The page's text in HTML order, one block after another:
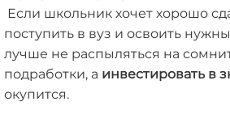
Если школьник хочет хорошо
поступить в вуз и освоить
лучше не распыляться на
подработки, а инвестировать в
окупится.